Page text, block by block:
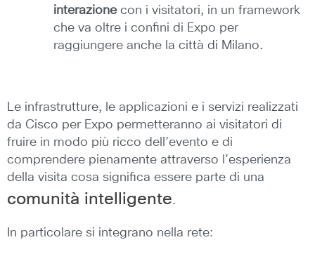
interazionecon i visitatori, in un framework
che va oltre i confini di Expo per
raggiungere anche la città di Milano.
Le infrastrutture, le applicazioni e i servizi realizzati
da Cisco per Expo permetteranno ai visitatori di
fruire in modo più ricco dell’evento e di
comprendere pienamente attraverso l’esperienza
della visita cosa significa essere parte di una
comunità intelligente.
In particolare si integrano nella rete: